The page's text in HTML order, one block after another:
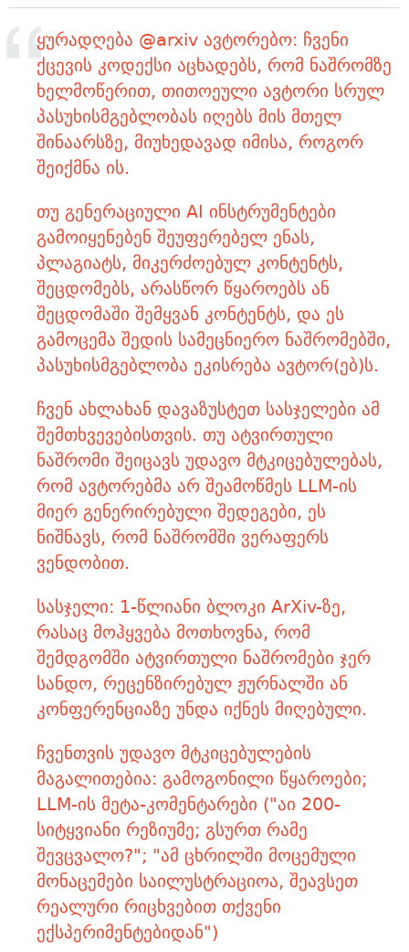
ყურადღება @arxiv ავტორებო: ჩვენი
ქცევის კოდექსი აცხადებს, რომ ნაშრომზე
ხელმოწერით, თითოეული ავტორი სრულ
პასუხისმგებლობას იღებს მის მთელ
შინაარსზე, მიუხედავად იმისა, როგორ
შეიქმნა ის.
თუ გენერაციული AI ინსტრუმენტები
გამოიყენებენ შეუფერებელ ენას,
პლაგიატს, მიკერძოებულ კონტენტს,
შეცდომებს, არასწორ წყაროებს ან
შეცდომაში შემყვან კონტენტს, და ეს
გამოცემა შედის სამეცნიერო ნაშრომებში,
პასუხისმგებლობა ეკისრება ავტორ(ებ)ს.
ჩვენ ახლახან დავაზუსტეთ სასჯელები ამ
შემთხვევებისთვის. თუ ატვირთული
ნაშრომი შეიცავს უდავო მტკიცებულებას,
რომ ავტორებმა არ შეამოწმეს LLM-ის
მიერ გენერირებული შედეგები, ეს
ნიშნავს, რომ ნაშრომში ვერაფერს
ვენდობით.
სასჯელი: 1-წლიანი ბლოკი ArXiv-ზე,
რასაც მოჰყვება მოთხოვნა, რომ
შემდგომში ატვირთული ნაშრომები ჯერ
სანდო, რეცენზირებულ ჟურნალში ან
კონფერენციაზე უნდა იქნეს მიღებული.
ჩვენთვის უდავო მტკიცებულების
მაგალითებია: გამოგონილი წყაროები;
LLM-ის მეტა-კომენტარები ("აი 200-
სიტყვიანი რეზიუმე; გსურთ რამე
შევცვალო?"; "ამ ცხრილში მოცემული
მონაცემები საილუსტრაციოა, შეავსეთ
რეალური რიცხვებით თქვენი
ექსპერიმენტებიდან")